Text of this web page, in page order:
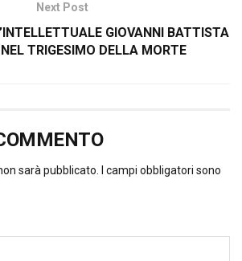
Next Post
GIOVANNI BATTISTA
TRIGESIMO DELLA MORTE
sarà pubblicato.
I campi obbligatori sono